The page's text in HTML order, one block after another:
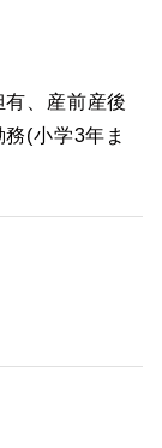
、産前産後
(小学3年ま